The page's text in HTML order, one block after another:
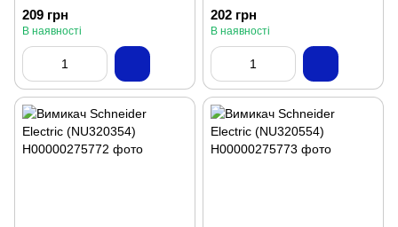
209 грн
В наявності
202 грн
В наявності